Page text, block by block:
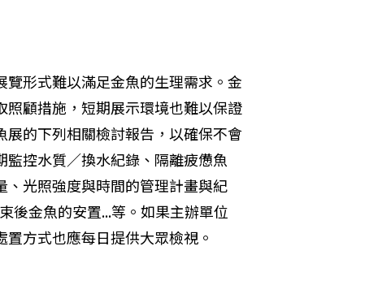
形式難以滿足金魚的生理需求。金
顧措施，短期展示環境也難以保證
的下列相關檢討報告，以確保不會
控水質／換水紀錄、隔離疲憊魚
光照強度與時間的管理計畫與紀
後金魚的安置...等。如果主辦單位
方式也應每日提供大眾檢視。